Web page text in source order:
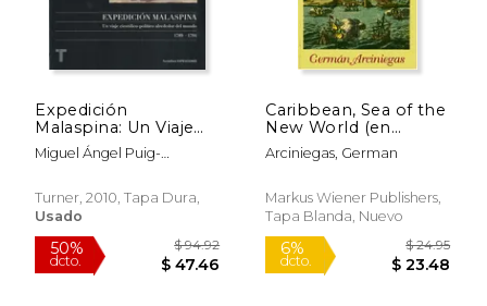
dcto. $ 35.63
50%
dcto.
Expedición
Malaspina: Un Viaje
Científico-Político
Alrededor del Mundo,
Miguel Ángel Puig-
Vallespín Oña,José María
Moreno Martín
Turner, 2010, Tapa Dura,
Usado
Caribbean, Sea of the
New World (en
Inglés)
Arciniegas, German
Markus Wiener Publishers,
Tapa Blanda, Nuevo